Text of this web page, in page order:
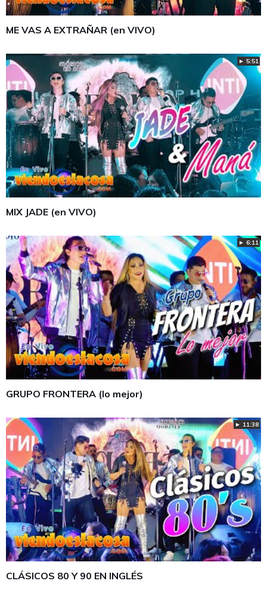
ME VAS A EXTRAÑAR (en VIVO)
► 5:51
MIX JADE (en VIVO)
► 6:11
GRUPO FRONTERA (lo mejor)
► 11:38
CLÁSICOS 80 Y 90 EN INGLÉS